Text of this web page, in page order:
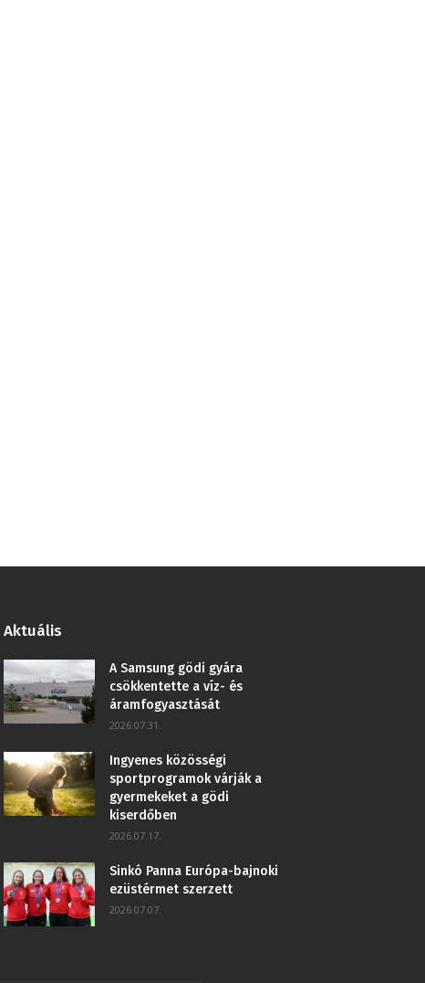
Aktuális
A Samsung gödi gyára
csökkentette a víz- és
áramfogyasztását
2026.07.31.
Ingyenes közösségi
sportprogramok várják a
gyermekeket a gödi
kiserdőben
2026.07.17.
Sinkó Panna Európa-bajnoki
ezüstérmet szerzett
2026.07.07.